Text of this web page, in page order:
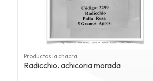
Productos la chacra
Radicchio. achicoria morada